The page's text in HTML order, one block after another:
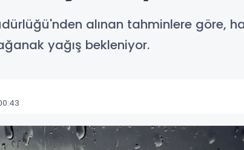
alınan tahminlere göre,
yağış bekleniyor.